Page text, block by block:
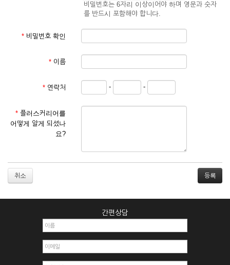
제3조 (약관의 외 준칙)
관계법령의 규정에 따릅니다.
① 서비스 이용계약은 서비스 이용 희망자가 본 약관에 동의한
를 심사, 승낙함으로써 성립하며, 회사는 신청자의 실명 확인 절
차를 밟을 수 있습니다.
② 회원가입시 입력한 ID는 변경할 수 없으며, 회원 1인당 한 개
의 ID가 발급됩니다. 부득이한 경우로 인해 변경하고자 하는 경
거절하거나 취소할 수 있으며, 실명으로 등록하지 않은 자의 일
2. 개인정보를 허위로 기재하여 신청할 경우
3. 경쟁 관게에 있는 이용자가 신청할 경우
4. 타인의 서비스 이용을 방해하거나, 정보를 도용한 경우
6. 이용자가 영업활동 또는 부정한 용도로 본 서비스를 이용할
비밀번호는 6자리 이상이어야 하며 영문과 숫자
를 반드시 포함해야 합니다.
* 비밀번호 확인
* 이름
* 연락처 - -
* 플러스커리어를
어떻게 알게 되셨나
요?
취소
간편상담